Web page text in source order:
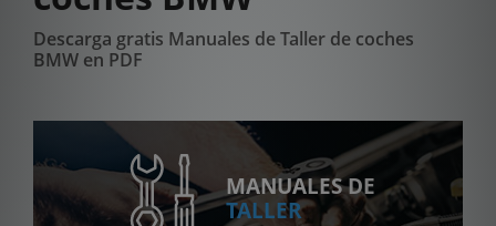
Descarga gratis Manuales de Taller de coches
BMW en PDF
MANUALES DE
TALLER